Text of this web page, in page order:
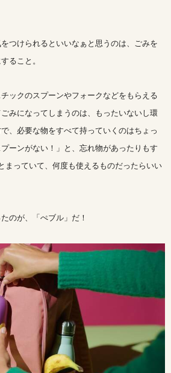
つけられるといいなぁと思うのは、ごみを
ること。
ックのスプーンやフォークなどをもらえる
みになってしまうのは、もったいないし環
、必要な物をすべて持っていくのはちょっ
ーンがない！」と、忘れ物があったりもす
まっていて、何度も使えるものだったらいい
のが、「ぺブル」だ！